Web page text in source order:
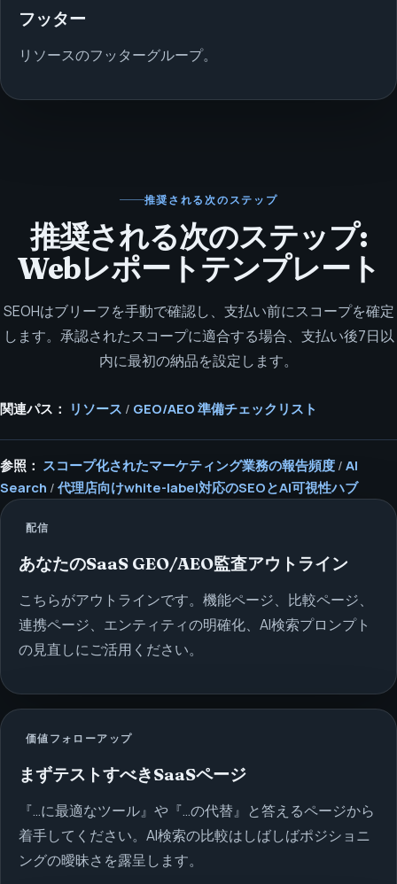
フッター
リソースのフッターグループ。
推奨される次のステップ
推奨される次のステップ:
Webレポートテンプレート
SEOHはブリーフを手動で確認し、支払い前にスコープを確定
します。承認されたスコープに適合する場合、支払い後7日以
内に最初の納品を設定します。
関連パス： リソース / GEO/AEO 準備チェックリスト
参照： スコープ化されたマーケティング業務の報告頻度 / AI
Search / 代理店向けwhite-label対応のSEOとAI可視性ハブ
配信
あなたのSaaS GEO/AEO監査アウトライン
こちらがアウトラインです。機能ページ、比較ページ、
連携ページ、エンティティの明確化、AI検索プロンプト
の見直しにご活用ください。
価値フォローアップ
まずテストすべきSaaSページ
『…に最適なツール』や『…の代替』と答えるページから
着手してください。AI検索の比較はしばしばポジショニ
ングの曖昧さを露呈します。